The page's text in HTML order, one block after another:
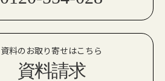
資料のお取り寄せはこちら
資料請求